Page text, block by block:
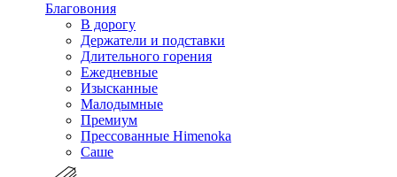
Благовония
В дорогу
Держатели и подставки
Длительного горения
Ежедневные
Изысканные
Малодымные
Премиум
Прессованные Himenoka
Саше